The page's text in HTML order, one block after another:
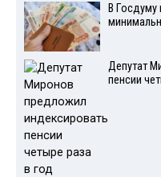
В Госдуму
Депутат
пенсии